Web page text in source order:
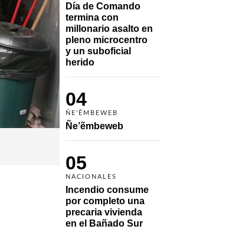
Día de Comando
termina con
millonario asalto en
pleno microcentro
y un suboficial
herido
04
ÑE'ẼMBEWEB
Ñe’ẽmbeweb
05
NACIONALES
Incendio consume
por completo una
precaria vivienda
en el Bañado Sur